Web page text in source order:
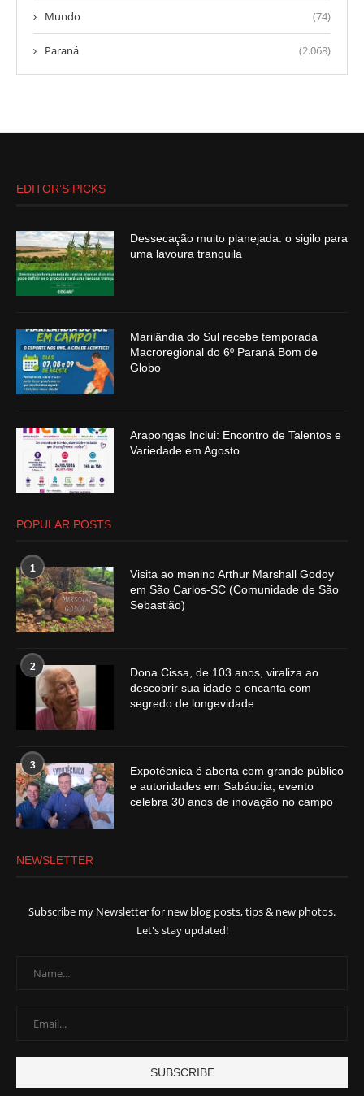
Mundo (74)
Paraná (2.068)
EDITOR’S PICKS
Dessecação muito planejada: o sigilo para
uma lavoura tranquila
Marilândia do Sul recebe temporada
Macroregional do 6º Paraná Bom de
Globo
Arapongas Inclui: Encontro de Talentos e
Variedade em Agosto
POPULAR POSTS
1
Visita ao menino Arthur Marshall Godoy
em São Carlos-SC (Comunidade de São
Sebastião)
2
Dona Cissa, de 103 anos, viraliza ao
descobrir sua idade e encanta com
segredo de longevidade
3
Expotécnica é aberta com grande público
e autoridades em Sabáudia; evento
celebra 30 anos de inovação no campo
NEWSLETTER
Subscribe my Newsletter for new blog posts, tips & new photos.
Let's stay updated!